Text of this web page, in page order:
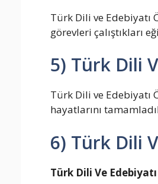
Türk Dili ve Edebiyatı
görevleri çalıştıkları
5) Türk Dili
Türk Dili ve Edebiyatı
hayatlarını
6) Türk Dili
Türk Dili Ve